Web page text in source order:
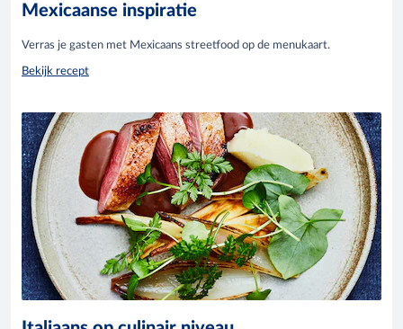
Mexicaanse inspiratie
Verras je gasten met Mexicaans streetfood op de menukaart.
Bekijk recept